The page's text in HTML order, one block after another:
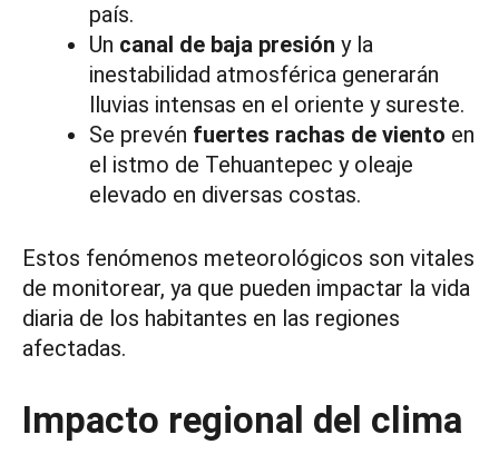
país.
Un canal de baja presión y la
inestabilidad atmosférica generarán
lluvias intensas en el oriente y sureste.
Se prevén fuertes rachas de viento en
el istmo de Tehuantepec y oleaje
elevado en diversas costas.
Estos fenómenos meteorológicos son vitales
de monitorear, ya que pueden impactar la vida
diaria de los habitantes en las regiones
afectadas.
Impacto regional del clima